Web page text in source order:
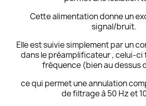
Cette alimentation donne un
signal/bruit.
Elle est suivie simplement par un
dans le préamplificateur , celui-ci
fréquence (bien au dessus
ce qui permet une annulation
de filtrage à 50 Hz et